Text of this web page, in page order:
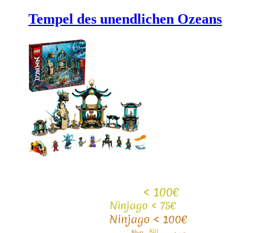
Tempel des unendlichen Ozeans